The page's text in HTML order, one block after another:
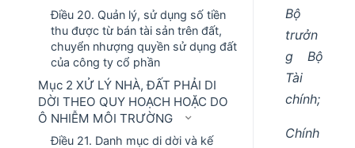
Điều 20. Quản lý, sử dụng số tiền
thu được từ bán tài sản trên đất,
chuyển nhượng quyền sử dụng đất
của công ty cổ phần
Mục 2 XỬ LÝ NHÀ, ĐẤT PHẢI DI
DỜI THEO QUY HOẠCH HOẶC DO
Ô NHIỄM MÔI TRƯỜNG
Điều 21. Danh mục di dời và kế
Bộ
trưởn
g Bộ
Tài
chính;
Chính